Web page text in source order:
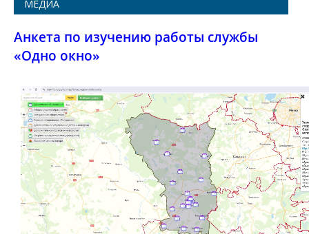
МЕДИА
Анкета по изучению работы службы
«Одно окно»